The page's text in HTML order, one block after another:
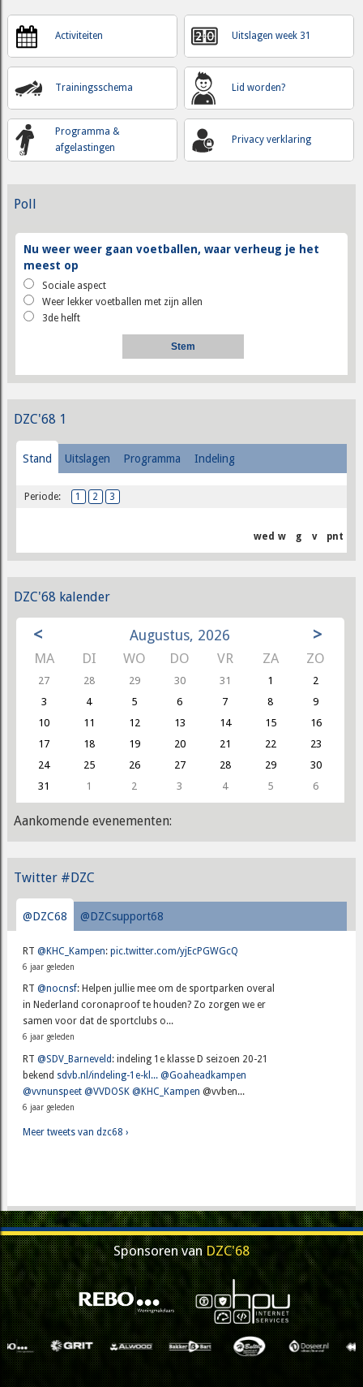
Activiteiten
Trainingsschema
Programma &
afgelastingen
Uitslagen week 31
Lid worden?
Privacy verklaring
Poll
Nu weer weer gaan voetballen, waar verheug je het
meest op
Sociale aspect
Weer lekker voetballen met zijn allen
3de helft
DZC'68 1
Stand Uitslagen Programma Indeling
Periode: 1 2 3
wed w g v pnt
DZC'68 kalender
< Augustus, 2026 >
MA DI WO DO VR ZA ZO
27 28 29 30 31 1
2
3
4 5 6 7 8
9
10
11 12 13 14 15
16
17
18 19 20 21 22
23
24
25 26 27 28 29
30
31
1 2 3 4 5 6
Aankomende evenementen:
Twitter #DZC
@DZC68 @DZCsupport68
RT@KHC_Kampen:pic.twitter.com/yjEcPGWGcQ
6 jaar geleden
RT@nocnsf: Helpen jullie mee om de sportparken overal
in Nederland coronaproof te houden? Zo zorgen we er
samen voor dat de sportclubs o...
6 jaar geleden
RT@SDV_Barneveld : indeling 1e klasse D seizoen 20-21
bekend sdvb.nl/indeling-1e-kl... @Goaheadkampen
@vvnunspeet @VVDOSK @KHC_Kampen @vvben...
6 jaar geleden
Meer tweets van dzc68 ›
Sponsoren vanDZC'68